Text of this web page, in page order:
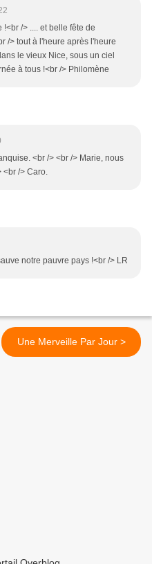
/> .... et belle fête de
/> tout à l'heure après l'heure
le vieux Nice, sous un ciel
à tous !<br /> Philomène
<br /> <br /> Marie, nous
<br /> Caro.
notre pauvre pays !<br /> LR
Une Merveille Par Jour >